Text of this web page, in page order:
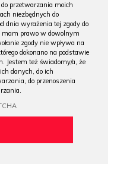
przetwarzania moich
niezbędnych do
dnia wyrażenia tej zgody do
mam prawo w dowolnym
zgody nie wpływa na
dokonano na podstawie
Jestem też świadomy/a, że
danych, do ich
do przenoszenia